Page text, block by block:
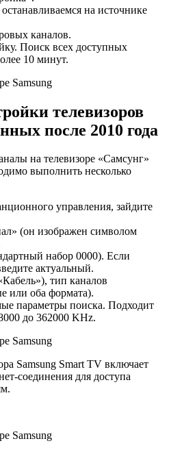
на источнике
каналов.
Поиск всех доступных
10 минут.
телевизоров
после 2010 года
на телевизоре «Самсунг»
выполнить несколько
управления, зайдите
(он изображен символом
набор 0000). Если
актуальный.
тип каналов
или оба формата).
параметры поиска. Подходит
до 362000 KHz.
Samsung Smart TV включает
соединения для доступа